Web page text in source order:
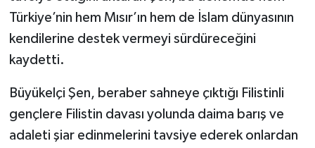
Türkiye’nin hem Mısır’ın hem de İslam dünyasının
kendilerine destek vermeyi sürdüreceğini
kaydetti.
Büyükelçi Şen, beraber sahneye çıktığı Filistinli
gençlere Filistin davası yolunda daima barış ve
adaleti şiar edinmelerini tavsiye ederek onlardan